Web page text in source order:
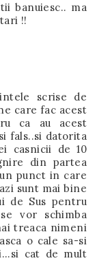
banuiesc.. ma
!!
scrise de
care fac acest
ca au acest
fals..si datorita
casnicii de 10
din partea
punct in care
sunt mai bine
de Sus pentru
vor schimba
treaca nimeni
o cale sa-si
cat de mult